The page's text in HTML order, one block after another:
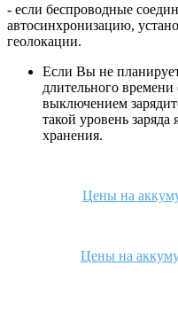
- если беспроводные
автосинхронизацию,
геолокации.
Если Вы не
длительного времени
выключением
такой уровень
хранения.
Цены на
Цены на